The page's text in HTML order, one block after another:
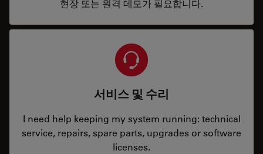
현장 또는 원격 데모가 필요합니다.
서비스 및 수리
I need help keeping my system running: technical
service, repairs, spare parts, upgrades or software
licenses.